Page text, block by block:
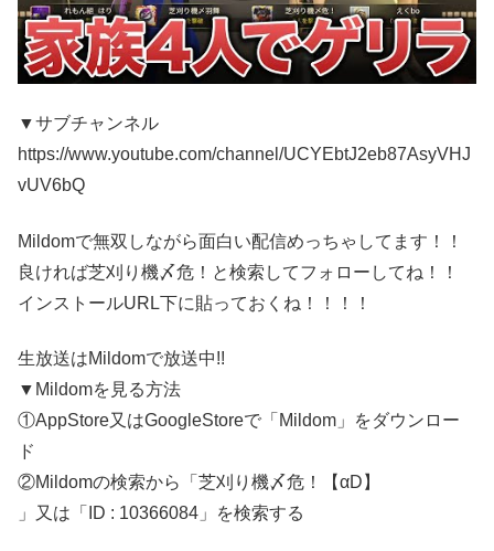
▼サブチャンネル
https://www.youtube.com/channel/UCYEbtJ2eb87AsyVHJ
vUV6bQ
Mildomで無双しながら面白い配信めっちゃしてます！！
良ければ芝刈り機〆危！と検索してフォローしてね！！
インストールURL下に貼っておくね！！！！
生放送はMildomで放送中!!
▼Mildomを見る方法
①AppStore又はGoogleStoreで「Mildom」をダウンロー
ド
②Mildomの検索から「芝刈り機〆危！【αD】
」又は「ID : 10366084」を検索する